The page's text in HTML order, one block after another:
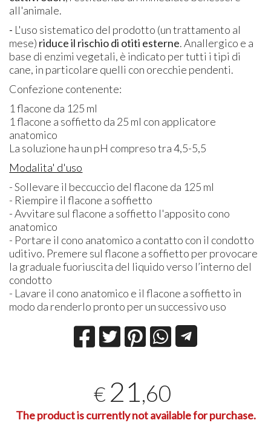
all'animale.
- L'uso sistematico del prodotto (un trattamento al
mese) riduce il rischio di otiti esterne. Anallergico e a
base di enzimi vegetali, è indicato per tutti i tipi di
cane, in particolare quelli con orecchie pendenti.
Confezione contenente:
1 flacone da 125 ml
1 flacone a soffietto da 25 ml con applicatore
anatomico
La soluzione ha un pH compreso tra 4,5-5,5
Modalita' d'uso
- Sollevare il beccuccio del flacone da 125 ml
- Riempire il flacone a soffietto
- Avvitare sul flacone a soffietto l'apposito cono
anatomico
- Portare il cono anatomico a contatto con il condotto
uditivo. Premere sul flacone a soffietto per provocare
la graduale fuoriuscita del liquido verso l’interno del
condotto
- Lavare il cono anatomico e il flacone a soffietto in
modo da renderlo pronto per un successivo uso
€ 21,60
The product is currently not available for purchase.